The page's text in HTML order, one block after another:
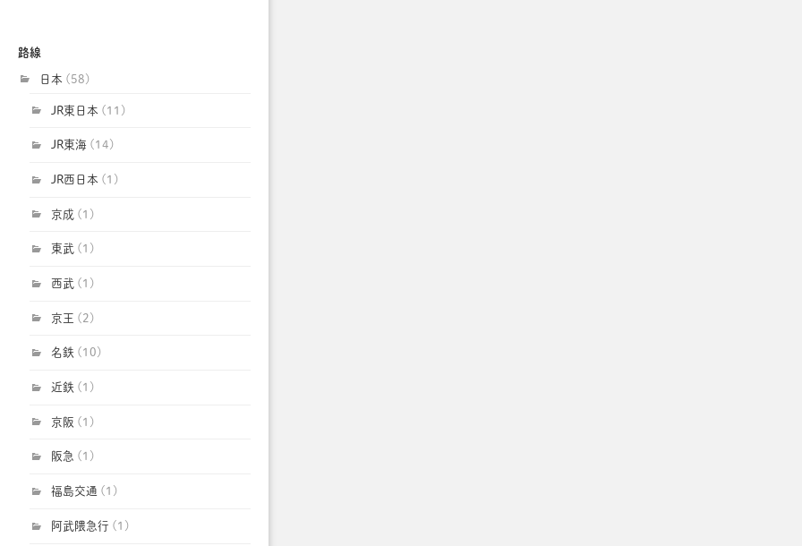
路線
日本 (58)
JR東日本 (11)
JR東海 (14)
JR西日本 (1)
京成 (1)
東武 (1)
西武 (1)
京王 (2)
名鉄 (10)
近鉄 (1)
京阪 (1)
阪急 (1)
福島交通 (1)
阿武隈急行 (1)